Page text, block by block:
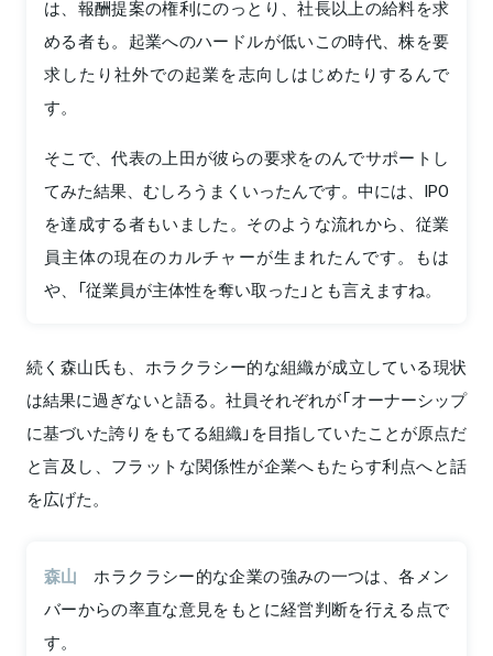
は、報酬提案の権利にのっとり、社長以上の給料を求
める者も。起業へのハードルが低いこの時代、株を要
求したり社外での起業を志向しはじめたりするんで
す。
そこで、代表の上田が彼らの要求をのんでサポートし
てみた結果、むしろうまくいったんです。中には、IPO
を達成する者もいました。そのような流れから、従業
員主体の現在のカルチャーが生まれたんです。もは
や、「従業員が主体性を奪い取った」とも言えますね。
続く森山氏も、ホラクラシー的な組織が成立している現状
は結果に過ぎないと語る。社員それぞれが「オーナーシップ
に基づいた誇りをもてる組織」を目指していたことが原点だ
と言及し、フラットな関係性が企業へもたらす利点へと話
を広げた。
森山
ホラクラシー的な企業の強みの一つは、各メン
バーからの率直な意見をもとに経営判断を行える点で
す。